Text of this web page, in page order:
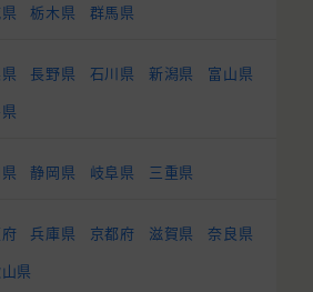
栃木県 群馬県
長野県 石川県 新潟県
富山県
静岡県 岐阜県 三重県
兵庫県 京都府 滋賀県
奈良県
県